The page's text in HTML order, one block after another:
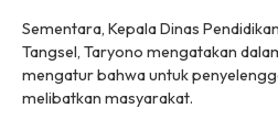
Sementara, Kepala Dinas
Tangsel, Taryono mengatakan
mengatur bahwa untuk
melibatkan masyarakat.